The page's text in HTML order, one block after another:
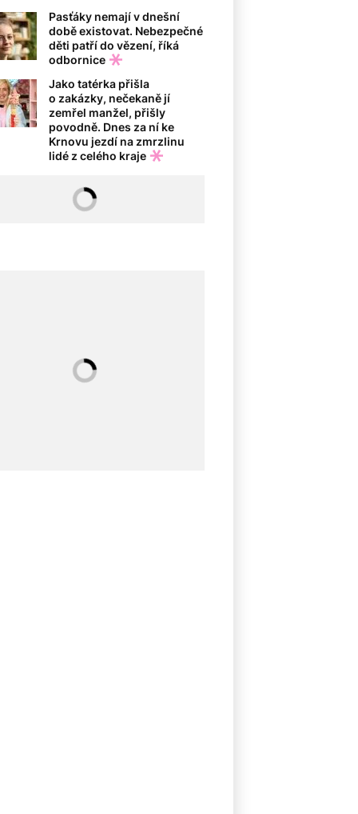
Pasťáky nemají v dnešní
době existovat. Nebezpečné
děti patří do vězení, říká
odbornice
Jako tatérka přišla
o zakázky, nečekaně jí
zemřel manžel, přišly
povodně. Dnes za ní ke
Krnovu jezdí na zmrzlinu
lidé z celého kraje